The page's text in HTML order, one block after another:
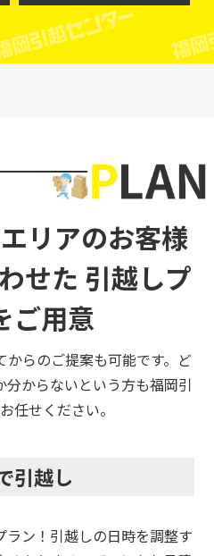
リアのお客様
せた 引越しプ
ご用意
らのご提案も可能です。ど
からないという方も福岡引
任せください。
引越し
ン！引越しの日時を調整す